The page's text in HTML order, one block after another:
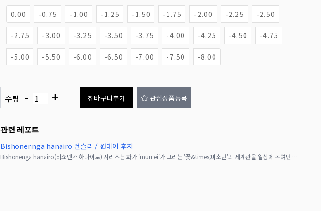
0.00 -0.75 -1.00 -1.25 -1.50 -1.75 -2.00 -2.25 -2.50
-2.75 -3.00 -3.25 -3.50 -3.75 -4.00 -4.25 -4.50 -4.75
-5.00 -5.50 -6.00 -6.50 -7.00 -7.50 -8.00
수량 - + 장바구니추가 관심상품등록
관련 레포트
Bishonennga hanairo 먼슬리 / 원데이 후지
Bishonenga hanairo(비쇼넨가 하나이로) 시리즈는 화가 'mumei'가 그리는 '꽃&times;미소년'의 세계관을 일상에 녹여낸 컬러 렌즈예요. 일본화 특유의 부드러운